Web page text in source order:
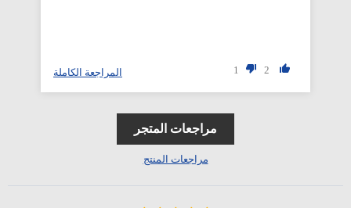
2
1 المراجعة الكاملة
مراجعات المتجر
مراجعات المنتج